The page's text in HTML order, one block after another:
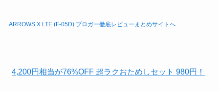
ARROWS X LTE (F-05D) ブロガー徹底レビューまとめサイトへ
4,200円相当が76%OFF 超ラクおためしセット 980円！